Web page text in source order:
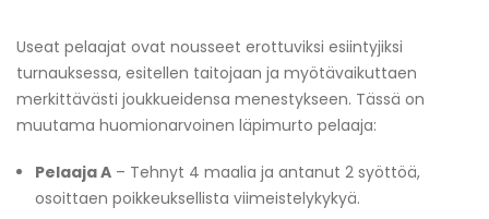
Useat pelaajat ovat nousseet erottuviksi esiintyjiksi
turnauksessa, esitellen taitojaan ja myötävaikuttaen
merkittävästi joukkueidensa menestykseen. Tässä on
muutama huomionarvoinen läpimurto pelaaja:
Pelaaja A – Tehnyt 4 maalia ja antanut 2 syöttöä,
osoittaen poikkeuksellista viimeistelykykyä.